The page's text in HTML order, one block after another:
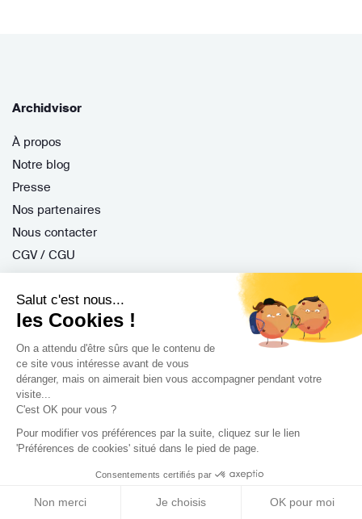
Salut c'est nous...
les Cookies !
On a attendu d'être sûrs que le contenu de
ce site vous intéresse avant de vous
déranger, mais on aimerait bien vous accompagner pendant votre
visite...
C'est OK pour vous ?
Pour modifier vos préférences par la suite, cliquez sur le lien
'Préférences de cookies' situé dans le pied de page.
Consentements certifiés par
Non merci Je choisis OK pour moi
Archidvisor
À propos
Notre blog
Presse
Nos partenaires
Nous contacter
CGV / CGU
Politique de confidentialité
Gestion des cookies
Porteurs de projet
Comment ça marche ?
Questions fréquentes
Mission de conseil
Nos architectes